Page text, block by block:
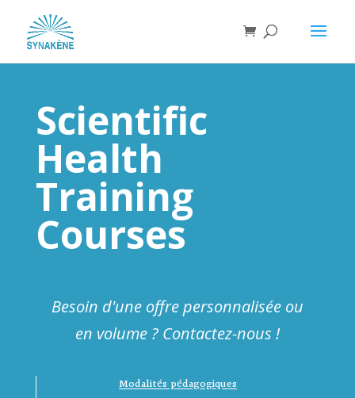
Scientific
Health
Training
Courses
Besoin d'une offre personnalisée ou
en volume ? Contactez-nous !
Modalités pédagogiques